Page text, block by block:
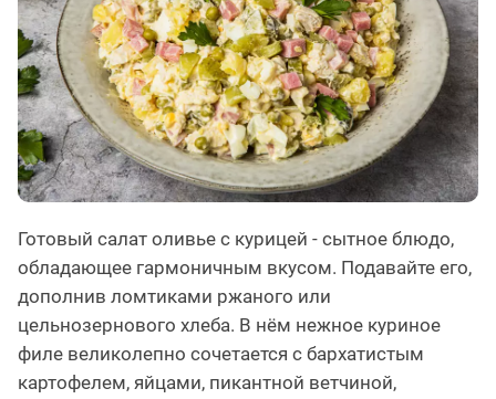
Готовый салат оливье с курицей - сытное блюдо,
обладающее гармоничным вкусом. Подавайте его,
дополнив ломтиками ржаного или
цельнозернового хлеба. В нём нежное куриное
филе великолепно сочетается с бархатистым
картофелем, яйцами, пикантной ветчиной,